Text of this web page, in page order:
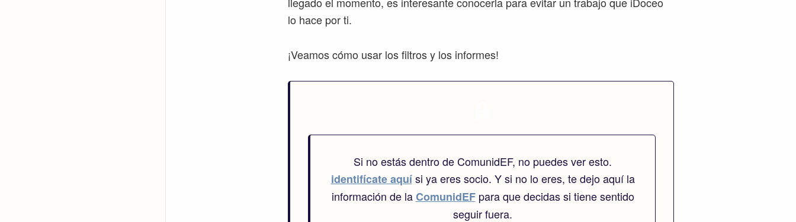
lo hace por ti.
¡Veamos cómo usar los filtros y los informes!
Si no estás dentro de ComunidEF, no puedes ver esto.
identifícate aquísi ya eres socio. Y si no lo eres, te dejo aquí la
información de laComunidEFpara que decidas si tiene sentido
seguir fuera.